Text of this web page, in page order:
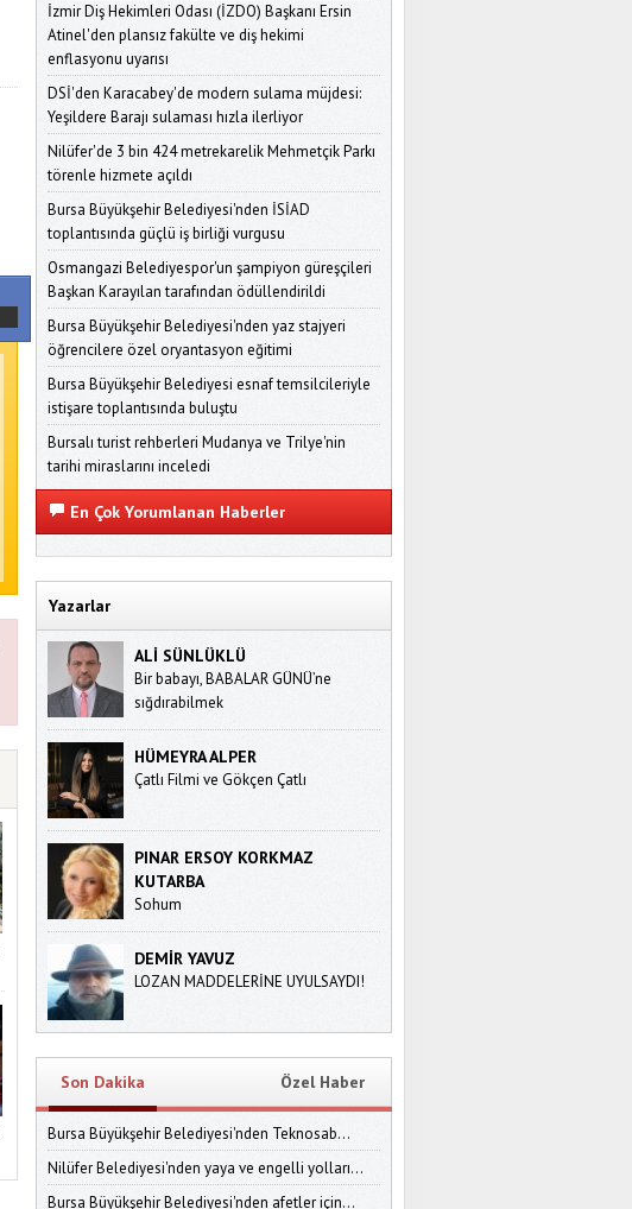
Bursa Bebek ve Çocuk
Konfeksiyonu Cezayir'de
Görüşmesi
İzmir Diş Hekimleri Odası (İZDO) Başkanı Ersin
Atinel'den plansız fakülte ve diş hekimi
enflasyonu uyarısı
DSİ'den Karacabey'de modern sulama müjdesi:
Yeşildere Barajı sulaması hızla ilerliyor
Nilüfer'de 3 bin 424 metrekarelik Mehmetçik Parkı
törenle hizmete açıldı
Bursa Büyükşehir Belediyesi'nden İSİAD
toplantısında güçlü iş birliği vurgusu
Osmangazi Belediyespor'un şampiyon güreşçileri
Başkan Karayılan tarafından ödüllendirildi
Bursa Büyükşehir Belediyesi'nden yaz stajyeri
öğrencilere özel oryantasyon eğitimi
Bursa Büyükşehir Belediyesi esnaf temsilcileriyle
istişare toplantısında buluştu
Bursalı turist rehberleri Mudanya ve Trilye'nin
tarihi miraslarını inceledi
En Çok Yorumlanan Haberler
Yazarlar
ALİ SÜNLÜKLÜ
Bir babayı, BABALAR GÜNÜ’ne
sığdırabilmek
HÜMEYRA ALPER
Çatlı Filmi ve Gökçen Çatlı
PINAR ERSOY KORKMAZ
KUTARBA
Sohum
DEMİR YAVUZ
LOZAN MADDELERİNE UYULSAYDI!
Son Dakika Özel Haber
Bursa Büyükşehir Belediyesi'nden Teknosab...
Nilüfer Belediyesi'nden yaya ve engelli yolları...
Bursa Büyükşehir Belediyesi'nden afetler için...